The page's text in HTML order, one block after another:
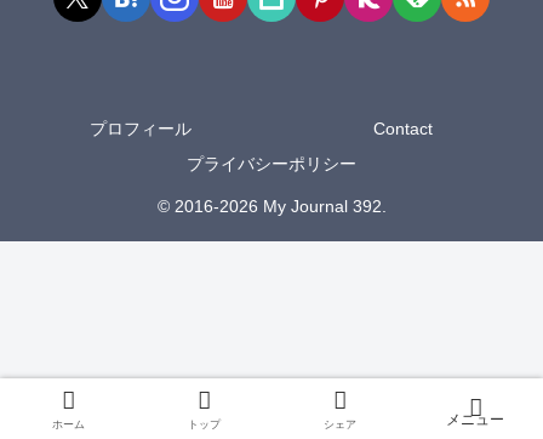
プロフィール
Contact
プライバシーポリシー
© 2016-2026 My Journal 392.
ホーム トップ シェア